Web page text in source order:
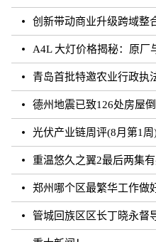
创新带动商业升级跨域整合拓
A4L 大灯价格揭秘：原厂
青岛首批特邀农业行政执
德州地震已致126处房屋倒塌，21人
光伏产业链周评(8月第1周)：组
重温悠久之翼2最后两集
郑州哪个区最繁华工作做
管城回族区区长丁晓永督导市级重点